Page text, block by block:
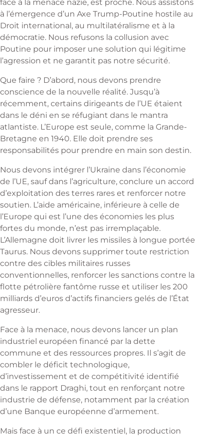
face à la menace nazie, est proche. Nous assistons
à l’émergence d’un Axe Trump-Poutine hostile au
Droit international, au multilatéralisme et à la
démocratie. Nous refusons la collusion avec
Poutine pour imposer une solution qui légitime
l’agression et ne garantit pas notre sécurité.
Que faire ? D’abord, nous devons prendre
conscience de la nouvelle réalité. Jusqu’à
récemment, certains dirigeants de l’UE étaient
dans le déni en se réfugiant dans le mantra
atlantiste. L’Europe est seule, comme la Grande-
Bretagne en 1940. Elle doit prendre ses
responsabilités pour prendre en main son destin.
Nous devons intégrer l’Ukraine dans l’économie
de l’UE, sauf dans l’agriculture, conclure un accord
d’exploitation des terres rares et renforcer notre
soutien. L’aide américaine, inférieure à celle de
l’Europe qui est l’une des économies les plus
fortes du monde, n’est pas irremplaçable.
L’Allemagne doit livrer les missiles à longue portée
Taurus. Nous devons supprimer toute restriction
contre des cibles militaires russes
conventionnelles, renforcer les sanctions contre la
flotte pétrolière fantôme russe et utiliser les 200
milliards d’euros d’actifs financiers gelés de l’État
agresseur.
Face à la menace, nous devons lancer un plan
industriel européen financé par la dette
commune et des ressources propres. Il s’agit de
combler le déficit technologique,
d’investissement et de compétitivité identifié
dans le rapport Draghi, tout en renforçant notre
industrie de défense, notamment par la création
d’une Banque européenne d’armement.
Mais face à un ce défi existentiel, la production